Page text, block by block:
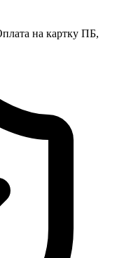
на картку ПБ,